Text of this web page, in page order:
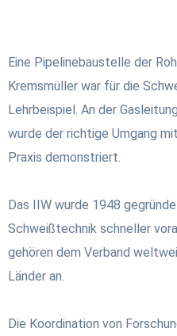
Eine Pipelinebaustelle der
Kremsmüller war für die
Lehrbeispiel. An der
wurde der richtige Umgang
Praxis demonstriert.
Das IIW wurde 1948
Schweißtechnik schneller
gehören dem Verband
Länder an.
Die Koordination von